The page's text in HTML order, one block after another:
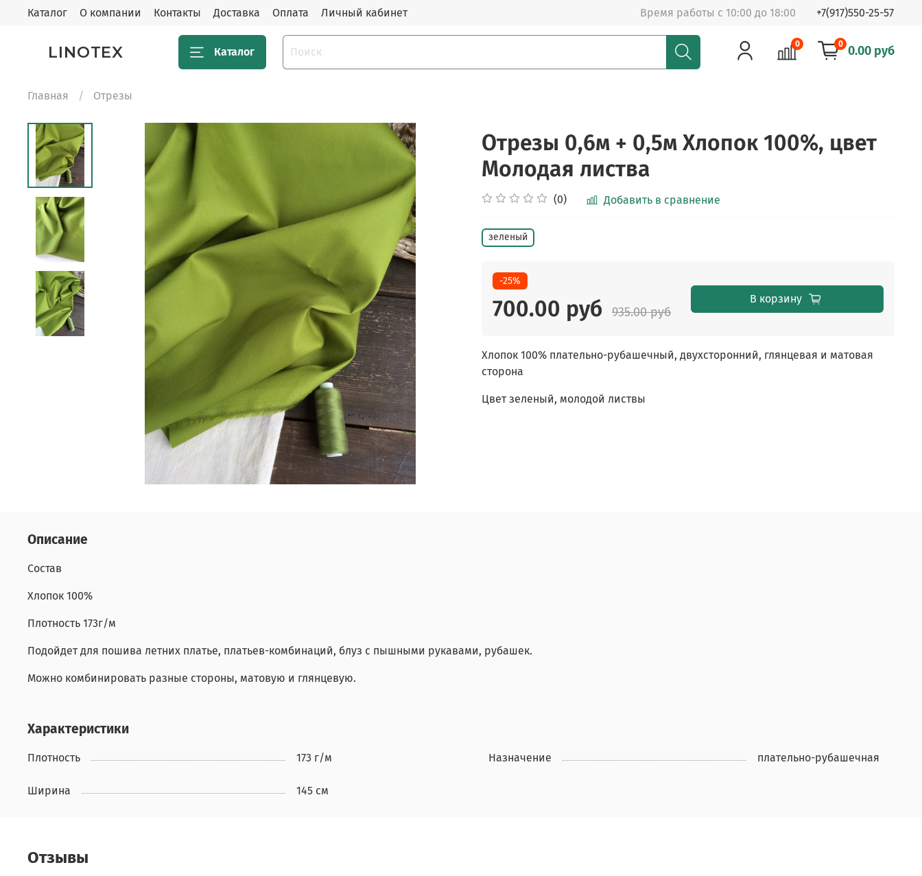
Каталог О компании Контакты Доставка Оплата Личный кабинет Время работы с 10:00 до 18:00 +7(917)550-25-57
LINOTEX Каталог
0 0 0.00 руб
Главная Отрезы
Отрезы 0,6м + 0,5м Хлопок 100%, цвет
Молодая листва
(0) Добавить в сравнение
зеленый
-25%
700.00 руб 935.00 руб
В корзину
Хлопок 100% плательно-рубашечный, двухсторонний, глянцевая и матовая
сторона
Цвет зеленый, молодой листвы
Описание
Состав
Хлопок 100%
Плотность 173г/м
Подойдет для пошива летних платье, платьев-комбинаций, блуз с пышными рукавами, рубашек.
Можно комбинировать разные стороны, матовую и глянцевую.
Характеристики
Плотность 173 г/м Назначение плательно-рубашечная
Ширина 145 см
Отзывы